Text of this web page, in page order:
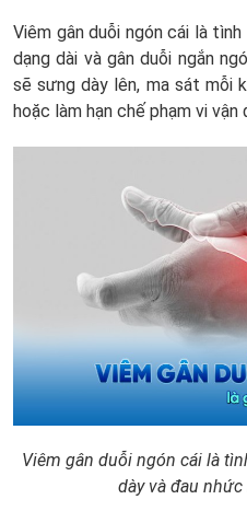
Viêm gân duỗi ngón cái là
dạng dài và gân duỗi ngắn
sẽ sưng dày lên, ma sát mỗi
hoặc làm hạn chế phạm vi vận
Viêm gân duỗi ngón cái là
dày và đau